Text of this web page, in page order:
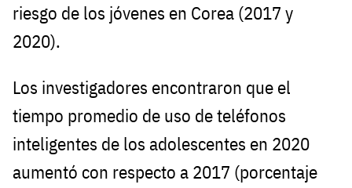
riesgo de los jóvenes en Corea (2017 y
2020).
Los investigadores encontraron que el
tiempo promedio de uso de teléfonos
inteligentes de los adolescentes en 2020
aumentó con respecto a 2017 (porcentaje